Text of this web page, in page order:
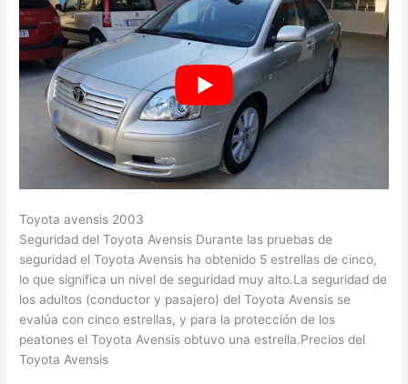
Toyota avensis 2003
Seguridad del Toyota Avensis Durante las pruebas de
seguridad el Toyota Avensis ha obtenido 5 estrellas de cinco,
lo que significa un nivel de seguridad muy alto.La seguridad de
los adultos (conductor y pasajero) del Toyota Avensis se
evalúa con cinco estrellas, y para la protección de los
peatones el Toyota Avensis obtuvo una estrella.Precios del
Toyota Avensis